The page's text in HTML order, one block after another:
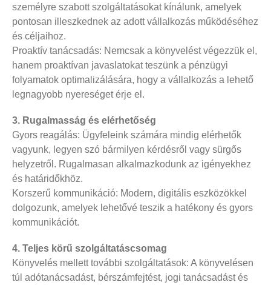
személyre szabott szolgáltatásokat kínálunk, amelyek
pontosan illeszkednek az adott vállalkozás működéséhez
és céljaihoz.
Proaktív tanácsadás: Nemcsak a könyvelést végezzük el,
hanem proaktívan javaslatokat teszünk a pénzügyi
folyamatok optimalizálására, hogy a vállalkozás a lehető
legnagyobb nyereséget érje el.
3. Rugalmasság és elérhetőség
Gyors reagálás: Ügyfeleink számára mindig elérhetők
vagyunk, legyen szó bármilyen kérdésről vagy sürgős
helyzetről. Rugalmasan alkalmazkodunk az igényekhez
és határidőkhöz.
Korszerű kommunikáció: Modern, digitális eszközökkel
dolgozunk, amelyek lehetővé teszik a hatékony és gyors
kommunikációt.
4. Teljes körű szolgáltatáscsomag
Könyvelés mellett további szolgáltatások: A könyvelésen
túl adótanácsadást, bérszámfejtést, jogi tanácsadást és